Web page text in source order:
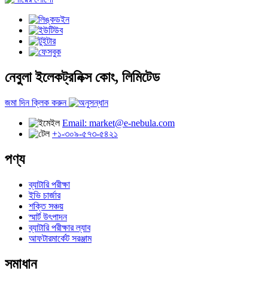
নেবুলা ইলেকট্রনিক্স কোং, লিমিটেড
জমা দিন ক্লিক করুন
Email: market@e-nebula.com
+১-৩০৯-৫৭৩-৫৪২১
পণ্য
ব্যাটারি পরীক্ষা
ইভি চার্জার
শক্তি সঞ্চয়
স্মার্ট উৎপাদন
ব্যাটারি পরীক্ষার ল্যাব
আফটারমার্কেট সরঞ্জাম
সমাধান